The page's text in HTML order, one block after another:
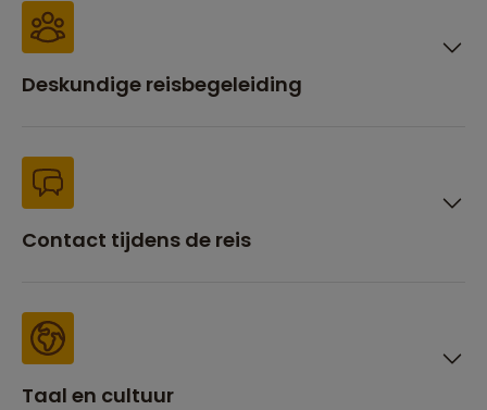
Deskundige reisbegeleiding
Contact tijdens de reis
Taal en cultuur